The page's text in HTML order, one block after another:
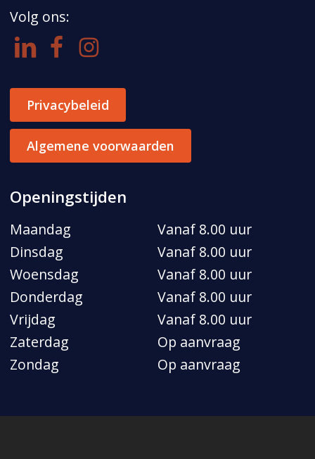
Volg ons:
Privacybeleid
Algemene voorwaarden
Openingstijden
Maandag
Vanaf 8.00 uur
Dinsdag
Vanaf 8.00 uur
Woensdag
Vanaf 8.00 uur
Donderdag
Vanaf 8.00 uur
Vrijdag
Vanaf 8.00 uur
Zaterdag
Op aanvraag
Zondag
Op aanvraag